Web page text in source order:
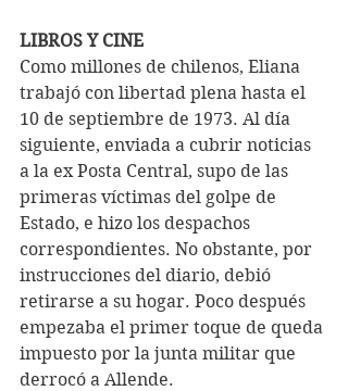
LIBROS Y CINE
Como millones de chilenos, Eliana
trabajó con libertad plena hasta el
10 de septiembre de 1973. Al día
siguiente, enviada a cubrir noticias
a la ex Posta Central, supo de las
primeras víctimas del golpe de
Estado, e hizo los despachos
correspondientes. No obstante, por
instrucciones del diario, debió
retirarse a su hogar. Poco después
empezaba el primer toque de queda
impuesto por la junta militar que
derrocó a Allende.